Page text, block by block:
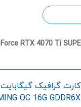
OC 16G GDDR6X